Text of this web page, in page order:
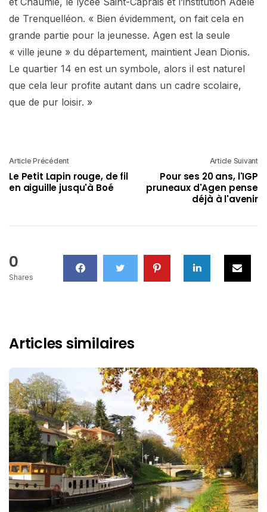
de Trenquelléon. « Bien évidemment, on fait cela en
grande partie pour la jeunesse. Agen est la seule
« ville jeune » du département, maintient Jean Dionis.
Le quartier 14 en est un symbole, alors il est naturel
que cela leur profite autant dans un cadre scolaire,
que de pur loisir. »
Article Précédent
Le Petit Lapin rouge, de fil
en aiguille jusqu'à Boé
Article Suivant
Pour ses 20 ans, l'IGP
pruneaux d'Agen pense
déjà à l'avenir
0
Shares
Articles similaires